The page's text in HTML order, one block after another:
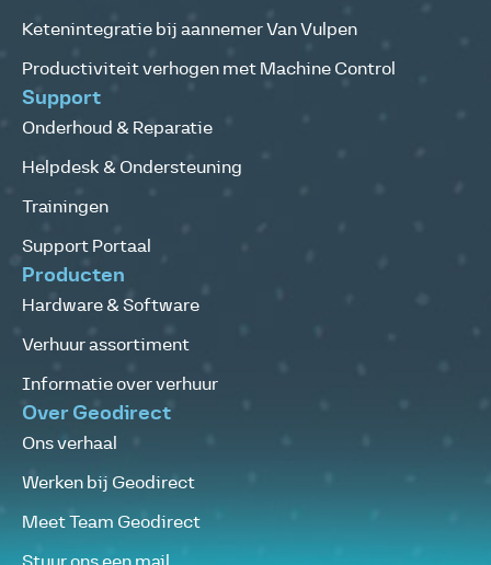
Ketenintegratie bij aannemer Van Vulpen
Productiviteit verhogen met Machine Control
Support
Onderhoud & Reparatie
Helpdesk & Ondersteuning
Trainingen
Support Portaal
Producten
Hardware & Software
Verhuur assortiment
Informatie over verhuur
Over Geodirect
Ons verhaal
Werken bij Geodirect
Meet Team Geodirect
Stuur ons een mail